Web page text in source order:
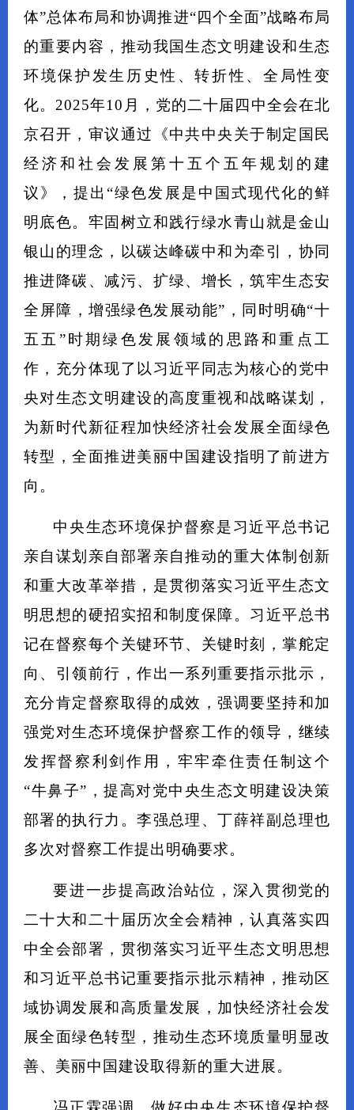
体”总体布局和协调推进“四个全面”战略布局
的重要内容，推动我国生态文明建设和生态
环境保护发生历史性、转折性、全局性变
化。2025年10月，党的二十届四中全会在北
京召开，审议通过《中共中央关于制定国民
经济和社会发展第十五个五年规划的建
议》，提出“绿色发展是中国式现代化的鲜
明底色。牢固树立和践行绿水青山就是金山
银山的理念，以碳达峰碳中和为牵引，协同
推进降碳、减污、扩绿、增长，筑牢生态安
全屏障，增强绿色发展动能”，同时明确“十
五五”时期绿色发展领域的思路和重点工
作，充分体现了以习近平同志为核心的党中
央对生态文明建设的高度重视和战略谋划，
为新时代新征程加快经济社会发展全面绿色
转型，全面推进美丽中国建设指明了前进方
向。
中央生态环境保护督察是习近平总书记
亲自谋划亲自部署亲自推动的重大体制创新
和重大改革举措，是贯彻落实习近平生态文
明思想的硬招实招和制度保障。习近平总书
记在督察每个关键环节、关键时刻，掌舵定
向、引领前行，作出一系列重要指示批示，
充分肯定督察取得的成效，强调要坚持和加
强党对生态环境保护督察工作的领导，继续
发挥督察利剑作用，牢牢牵住责任制这个
“牛鼻子”，提高对党中央生态文明建设决策
部署的执行力。李强总理、丁薛祥副总理也
多次对督察工作提出明确要求。
要进一步提高政治站位，深入贯彻党的
二十大和二十届历次全会精神，认真落实四
中全会部署，贯彻落实习近平生态文明思想
和习近平总书记重要指示批示精神，推动区
域协调发展和高质量发展，加快经济社会发
展全面绿色转型，推动生态环境质量明显改
善、美丽中国建设取得新的重大进展。